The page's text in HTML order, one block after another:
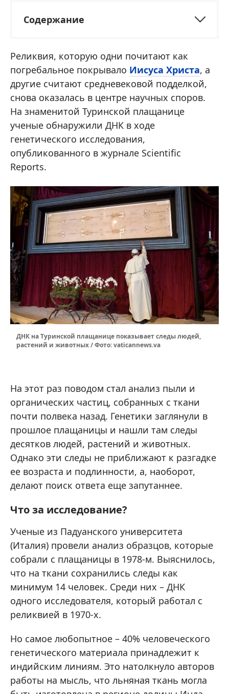
Содержание
Реликвия, которую одни почитают как
погребальное покрывало Иисуса Христа, а
другие считают средневековой подделкой,
снова оказалась в центре научных споров.
На знаменитой Туринской плащанице
ученые обнаружили ДНК в ходе
генетического исследования,
опубликованного в журнале Scientific
Reports.
ДНК на Туринской плащанице показывает следы людей,
растений и животных / Фото: vaticannews.va
На этот раз поводом стал анализ пыли и
органических частиц, собранных с ткани
почти полвека назад. Генетики заглянули в
прошлое плащаницы и нашли там следы
десятков людей, растений и животных.
Однако эти следы не приближают к разгадке
ее возраста и подлинности, а, наоборот,
делают поиск ответа еще запутаннее.
Что за исследование?
Ученые из Падуанского университета
(Италия) провели анализ образцов, которые
собрали с плащаницы в 1978-м. Выяснилось,
что на ткани сохранились следы как
минимум 14 человек. Среди них – ДНК
одного исследователя, который работал с
реликвией в 1970-х.
Но самое любопытное – 40% человеческого
генетического материала принадлежит к
индийским линиям. Это натолкнуло авторов
работы на мысль, что льняная ткань могла